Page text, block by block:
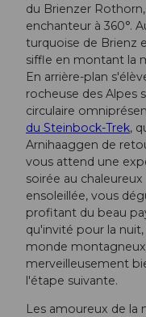
du Brienzer
enchanteur à 360°.
turquoise de Brienz
siffle en montant la
En arrière-plan
rocheuse des Alpes
circulaire
du Steinbock-Trek,
Arnihaaggen de
vous attend une
soirée au chaleureux
ensoleillée, vous
profitant du beau
qu'invité pour la
monde
merveilleusement
l'étape suivante.
Les amoureux de